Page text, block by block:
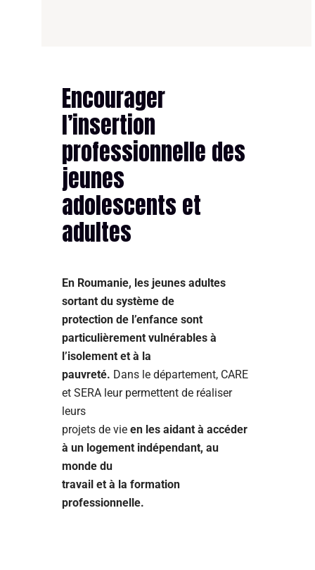
Encourager
l’insertion
professionnelle des
jeunes
adolescents et
adultes
En Roumanie, les jeunes adultes
sortant du système de
protection de l’enfance sont
particulièrement vulnérables à
l’isolement et à la
pauvreté. Dans le département, CARE
et SERA leur permettent de réaliser
leurs
projets de vie en les aidant à accéder
à un logement indépendant, au
monde du
travail et à la formation
professionnelle.